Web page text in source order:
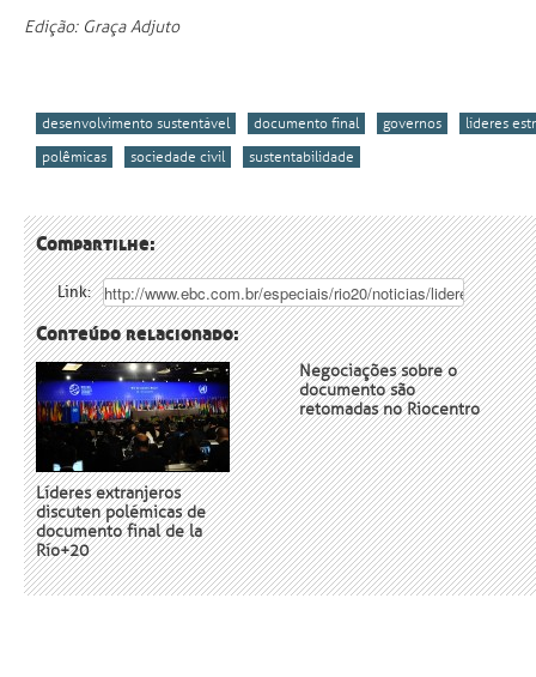
Edição: Graça Adjuto
desenvolvimento sustentável documento final governos
líderes
polêmicas
sociedade civil sustentabilidade
Compartilhe:
Link:
Conteúdo relacionado:
Líderes extranjeros
discuten polémicas de
documento final de la
Río+20
Negociações sobre o
documento são
retomadas no Riocentro